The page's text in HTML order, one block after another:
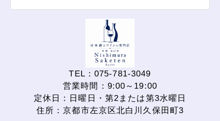
TEL：075-781-3049
営業時間：9:00～19:00
定休日：日曜日・第2または第3水曜日
住所：京都市左京区北白川久保田町3